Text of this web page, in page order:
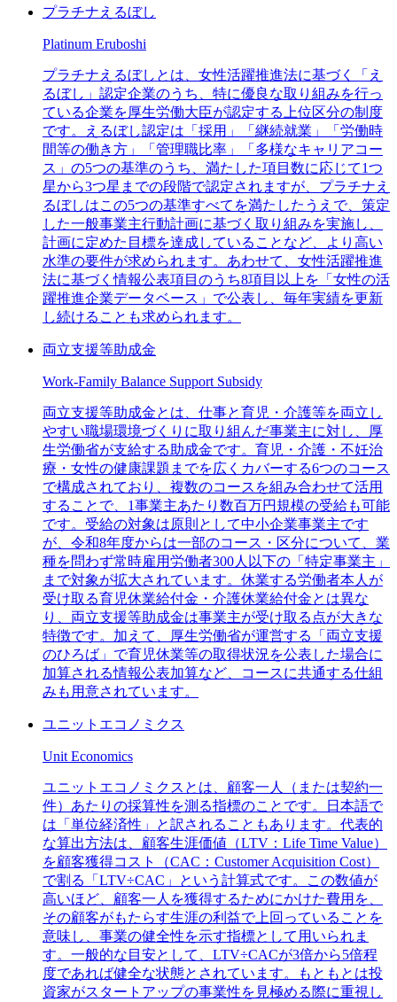
プラチナえるぼし
Platinum Eruboshi
プラチナえるぼしとは、女性活躍推進法に基づく「え
るぼし」認定企業のうち、特に優良な取り組みを行っ
ている企業を厚生労働大臣が認定する上位区分の制度
です。えるぼし認定は「採用」「継続就業」「労働時
間等の働き方」「管理職比率」「多様なキャリアコー
ス」の5つの基準のうち、満たした項目数に応じて1つ
星から3つ星までの段階で認定されますが、プラチナえ
るぼしはこの5つの基準すべてを満たしたうえで、策定
した一般事業主行動計画に基づく取り組みを実施し、
計画に定めた目標を達成していることなど、より高い
水準の要件が求められます。あわせて、女性活躍推進
法に基づく情報公表項目のうち8項目以上を「女性の活
躍推進企業データベース」で公表し、毎年実績を更新
し続けることも求められます。
両立支援等助成金
Work-Family Balance Support Subsidy
両立支援等助成金とは、仕事と育児・介護等を両立し
やすい職場環境づくりに取り組んだ事業主に対し、厚
生労働省が支給する助成金です。育児・介護・不妊治
療・女性の健康課題までを広くカバーする6つのコース
で構成されており、複数のコースを組み合わせて活用
することで、1事業主あたり数百万円規模の受給も可能
です。受給の対象は原則として中小企業事業主です
が、令和8年度からは一部のコース・区分について、業
種を問わず常時雇用労働者300人以下の「特定事業主」
まで対象が拡大されています。休業する労働者本人が
受け取る育児休業給付金・介護休業給付金とは異な
り、両立支援等助成金は事業主が受け取る点が大きな
特徴です。加えて、厚生労働省が運営する「両立支援
のひろば」で育児休業等の取得状況を公表した場合に
加算される情報公表加算など、コースに共通する仕組
みも用意されています。
ユニットエコノミクス
Unit Economics
ユニットエコノミクスとは、顧客一人（または契約一
件）あたりの採算性を測る指標のことです。日本語で
は「単位経済性」と訳されることもあります。代表的
な算出方法は、顧客生涯価値（LTV：Life Time Value）
を顧客獲得コスト（CAC：Customer Acquisition Cost）
で割る「LTV÷CAC」という計算式です。この数値が
高いほど、顧客一人を獲得するためにかけた費用を、
その顧客がもたらす生涯の利益で上回っていることを
意味し、事業の健全性を示す指標として用いられま
す。一般的な目安として、LTV÷CACが3倍から5倍程
度であれば健全な状態とされています。もともとは投
資家がスタートアップの事業性を見極める際に重視し